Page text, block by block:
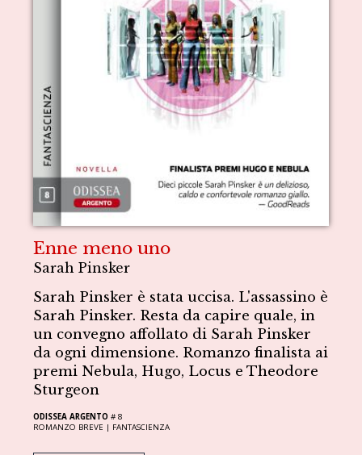
Enne meno uno
Sarah Pinsker
Sarah Pinsker è stata uccisa. L'assassino è
Sarah Pinsker. Resta da capire quale, in
un convegno affollato di Sarah Pinsker
da ogni dimensione. Romanzo finalista ai
premi Nebula, Hugo, Locus e Theodore
Sturgeon
ODISSEA ARGENTO # 8
ROMANZO BREVE | FANTASCIENZA